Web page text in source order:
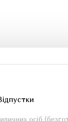
осіб